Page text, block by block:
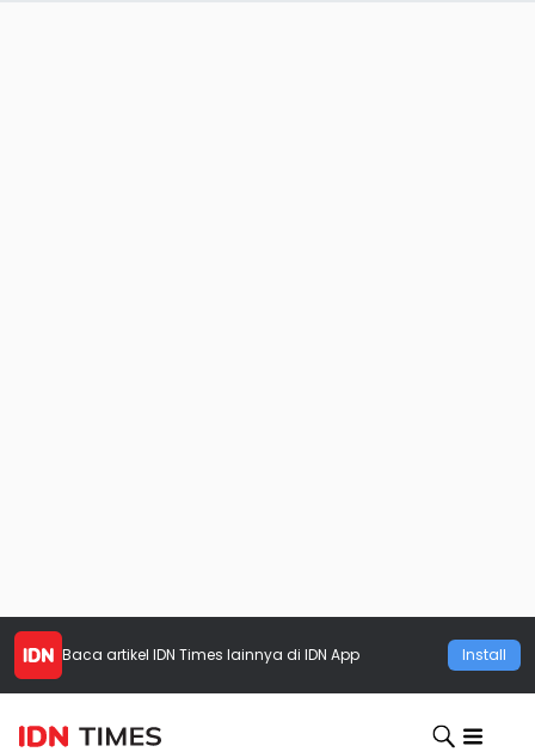
Baca artikel IDN Times lainnya di IDN App Install